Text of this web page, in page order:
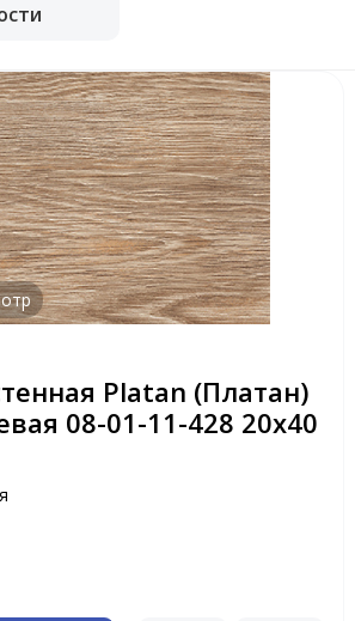
Platan (Платан)
08-01-11-428 20х40